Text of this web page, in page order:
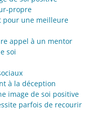
propre
pour une meilleure
appel à un mentor
soi
à la déception
image de soi positive
parfois de recourir